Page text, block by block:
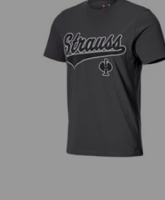
T-Shirt e.s.e:pic